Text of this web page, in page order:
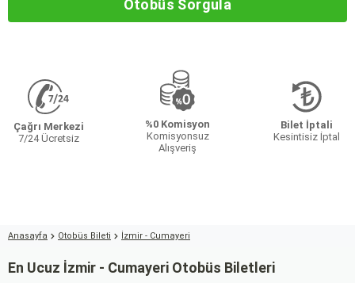
Otobüs Sorgula
Çağrı Merkezi
7/24 Ücretsiz
%0 Komisyon
Komisyonsuz
Alışveriş
Bilet İptali
Kesintisiz İptal
Anasayfa Otobüs Bileti İzmir - Cumayeri
En Ucuz İzmir - Cumayeri Otobüs Biletleri